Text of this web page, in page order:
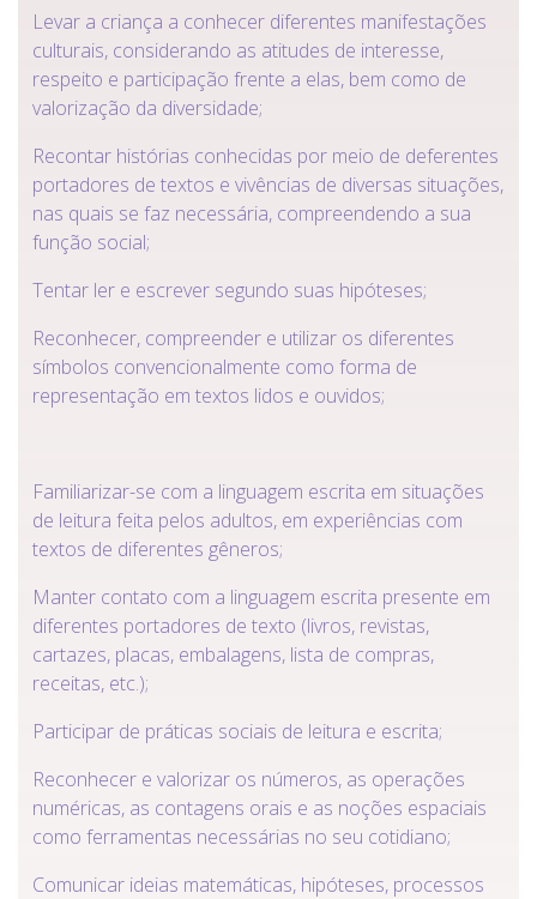
Levar a criança a conhecer diferentes manifestações
culturais, considerando as atitudes de interesse,
respeito e participação frente a elas, bem como de
valorização da diversidade;
Recontar histórias conhecidas por meio de deferentes
portadores de textos e vivências de diversas situações,
nas quais se faz necessária, compreendendo a sua
função social;
Tentar ler e escrever segundo suas hipóteses;
Reconhecer, compreender e utilizar os diferentes
símbolos convencionalmente como forma de
representação em textos lidos e ouvidos;
Familiarizar-se com a linguagem escrita em situações
de leitura feita pelos adultos, em experiências com
textos de diferentes gêneros;
Manter contato com a linguagem escrita presente em
diferentes portadores de texto (livros, revistas,
cartazes, placas, embalagens, lista de compras,
receitas, etc.);
Participar de práticas sociais de leitura e escrita;
Reconhecer e valorizar os números, as operações
numéricas, as contagens orais e as noções espaciais
como ferramentas necessárias no seu cotidiano;
Comunicar ideias matemáticas, hipóteses, processos